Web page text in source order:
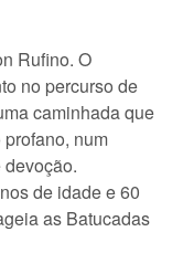
Rufino. O
no percurso de
caminhada que
num
de idade e 60
as Batucadas